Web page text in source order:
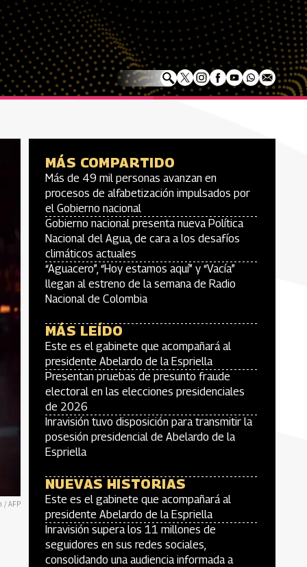
/ AFP
MÁS COMPARTIDO
Más de 49 mil personas avanzan en
procesos de alfabetización impulsados por
el Gobierno nacional
Gobierno nacional presenta nueva Política
Nacional del Agua, de cara a los desafíos
climáticos actuales
“Aguacero”, “Hoy estamos aquí” y “Vacía”
llegan al estreno de la semana de Radio
Nacional de Colombia
MÁS LEÍDO
Este es el gabinete que acompañará al
presidente Abelardo de la Espriella
Presentan pruebas de presunto fraude
electoral en las elecciones presidenciales
de 2026
Inravisión tuvo disposición para transmitir la
posesión presidencial de Abelardo de la
Espriella
NUEVAS HISTORIAS
Este es el gabinete que acompañará al
presidente Abelardo de la Espriella
Inravisión supera los 11 millones de
seguidores en sus redes sociales,
consolidando una audiencia informada a